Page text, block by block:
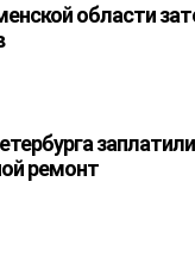
области
ремонт